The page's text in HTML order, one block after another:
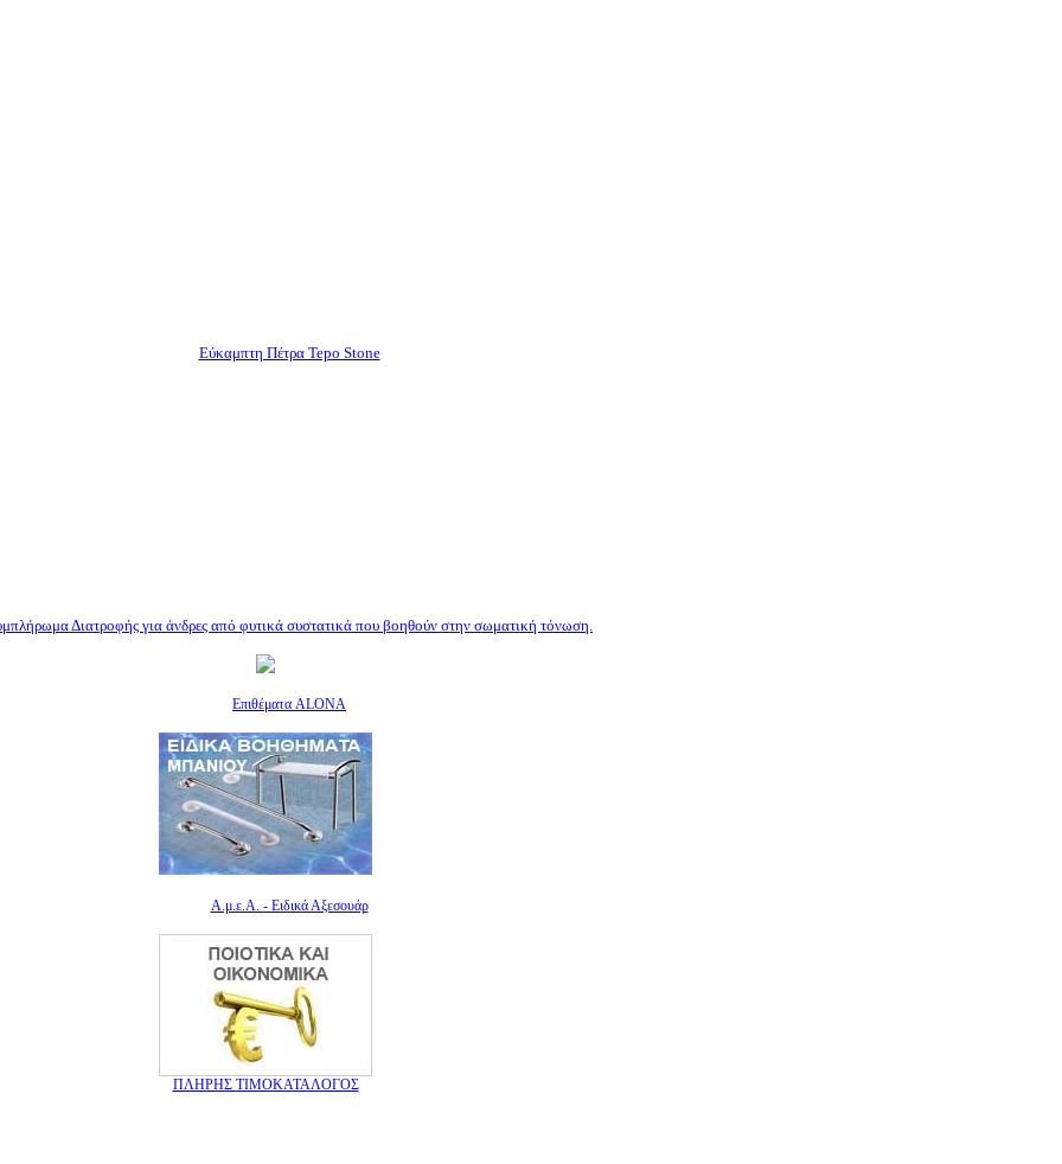
Εύκαμπτη Πέτρα Tepo Stone
Διατροφής για άνδρες από φυτικά συστατικά που βοηθούν στην σωματική τόνωση.
Επιθέματα ALONA
Α.μ.ε.Α. - Ειδικά Αξεσουάρ
ΠΛΗΡΗΣ ΤΙΜΟΚΑΤΑΛΟΓΟΣ